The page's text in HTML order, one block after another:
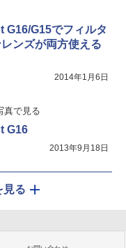
G16/G15でフィルタ
ンズが両方使える
2014年1月6日
真で見る
G16
2013年9月18日
見る